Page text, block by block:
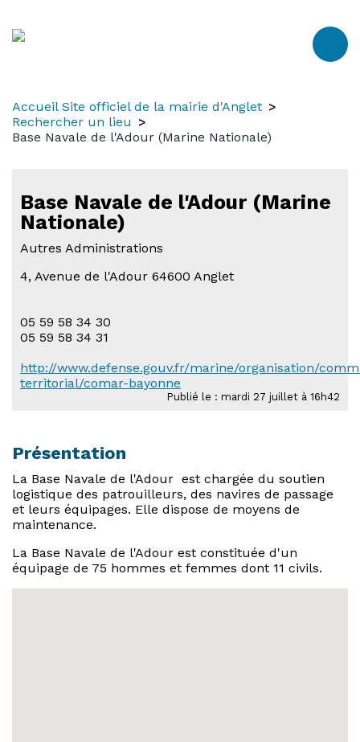
Accueil Site officiel de la mairie d'Anglet
Rechercher un lieu
Base Navale de l'Adour (Marine Nationale)
Base Navale de l'Adour (Marine
Nationale)
Autres Administrations
4, Avenue de l'Adour 64600 Anglet
05 59 58 34 30
05 59 58 34 31
http://www.defense.gouv.fr/marine/organisation/
territorial/comar-bayonne
Publié le : mardi 27 juillet à 16h42
Présentation
La Base Navale de l'Adour est chargée du soutien
logistique des patrouilleurs, des navires de passage
et leurs équipages. Elle dispose de moyens de
maintenance.
La Base Navale de l'Adour est constituée d'un
équipage de 75 hommes et femmes dont 11 civils.